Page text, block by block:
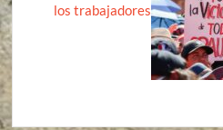
los trabajadores